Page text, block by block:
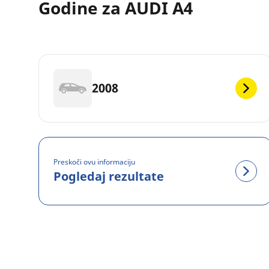
Godine za AUDI A4
2008
Preskoči ovu informaciju
Pogledaj rezultate